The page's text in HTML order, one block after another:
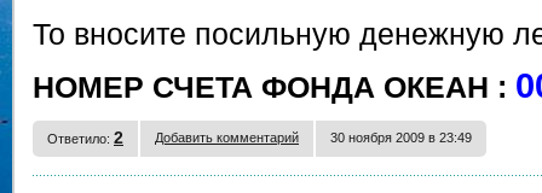
То вносите посильную денежную
НОМЕР СЧЕТА ФОНДА ОКЕАН :
Ответило: 2 Добавить комментарий 30 ноября 2009 в 23:49